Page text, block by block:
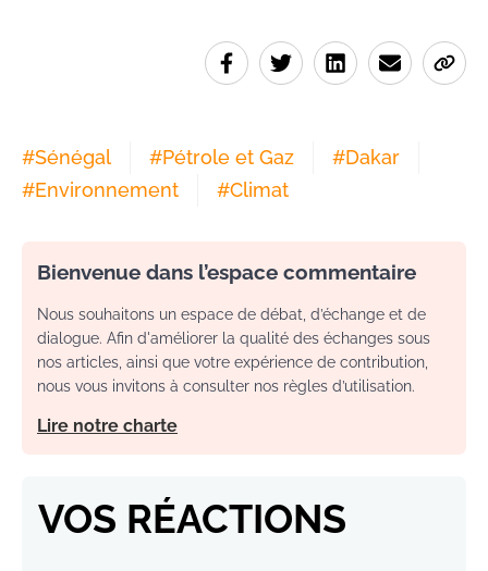
#Sénégal #Pétrole et Gaz #Dakar
#Environnement #Climat
Bienvenue dans l’espace commentaire
Nous souhaitons un espace de débat, d’échange et de
dialogue. Afin d'améliorer la qualité des échanges sous
nos articles, ainsi que votre expérience de contribution,
nous vous invitons à consulter nos règles d’utilisation.
Lire notre charte
VOS RÉACTIONS